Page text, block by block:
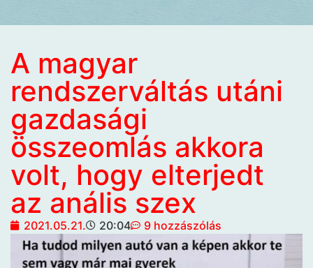
A magyar
rendszerváltás utáni
gazdasági
összeomlás akkora
volt, hogy elterjedt
az anális szex
2021.05.21. 20:04 9 hozzászólás